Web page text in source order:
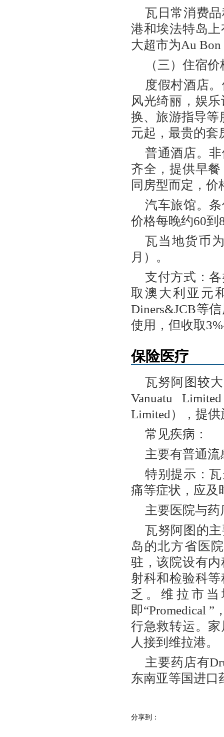
瓦日常消费
港和埃法特岛
大超市为Au
（三）住宿价
度假村酒店
风光绮丽，娱
换、旅游指导等
元起，最贵的套
普通酒店。
齐全，提供早
同房型而定，
汽车旅馆。
价格每晚约60到
瓦当地货币
月）。
支付方式：
取澳大利亚元
Diners&JCB等
使用，但收取
保险医疗
瓦努阿图较
Vanuatu
Limited），提
常见疾病：
主要有普通
特别提示：
痛等症状，应及
主要医院与药
瓦努阿图的
岛的北方省医
驻，该院设有
射科和检验科
乏。维拉市
即“Promedical
行急救转运。
人接到维拉港。
主要药店有
东南亚等国进口
分享到：